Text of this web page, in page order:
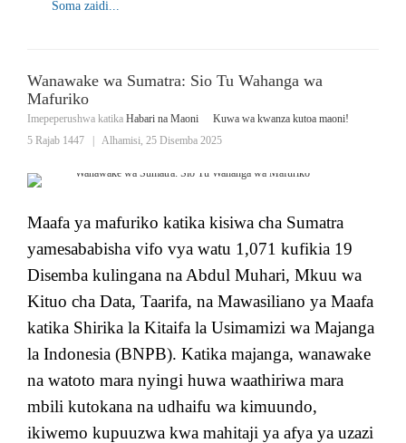
Soma zaidi...
Wanawake wa Sumatra: Sio Tu Wahanga wa
Mafuriko
Imepeperushwa katika Habari na Maoni
Kuwa wa kwanza kutoa maoni!
5 Rajab 1447
Alhamisi, 25 Disemba 2025
Maafa ya mafuriko katika kisiwa cha Sumatra
yamesababisha vifo vya watu 1,071 kufikia 19
Disemba kulingana na Abdul Muhari, Mkuu wa
Kituo cha Data, Taarifa, na Mawasiliano ya Maafa
katika Shirika la Kitaifa la Usimamizi wa Majanga
la Indonesia (BNPB). Katika majanga, wanawake
na watoto mara nyingi huwa waathiriwa mara
mbili kutokana na udhaifu wa kimuundo,
ikiwemo kupuuzwa kwa mahitaji ya afya ya uzazi